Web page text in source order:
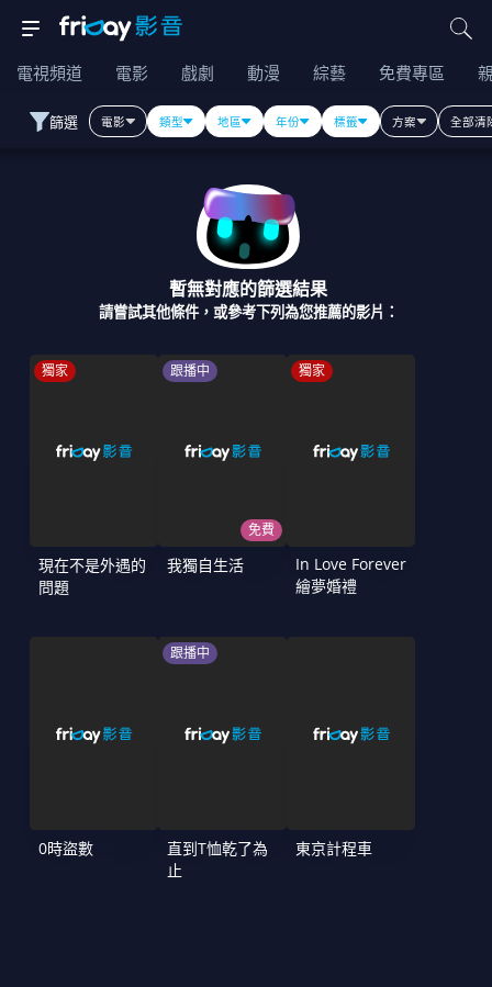
電視頻道 電影 戲劇 動漫 綜藝 免費專區
篩選 電影 類型 地區 年份 標籤 方案 全部清
暫無對應的篩選結果
請嘗試其他條件，或參考下列為您推薦的影片：
獨家
現在不是外遇的
問題
跟播中
免費
我獨自生活
獨家
In Love Forever
繪夢婚禮
0時盜數
跟播中
直到T恤乾了為
止
東京計程車